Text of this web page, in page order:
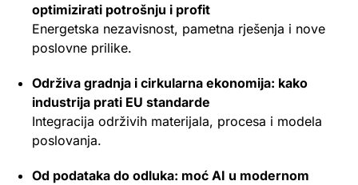
optimizirati potrošnju i profit
Energetska nezavisnost, pametna rješenja i nove
poslovne prilike.
Održiva gradnja i cirkularna ekonomija: kako
industrija prati EU standarde
Integracija održivih materijala, procesa i modela
poslovanja.
Od podataka do odluka: moć AI u modernom